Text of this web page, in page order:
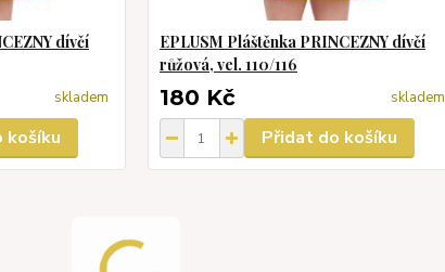
dívčí
skladem
košíku
EPLUSM Pláštěnka PRINCEZNY dívčí
růžová, vel. 110/116
180 Kč skladem
Přidat do košíku